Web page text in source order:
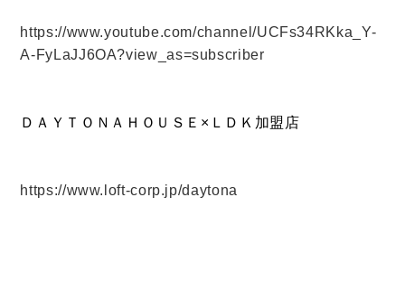
CONTACT お問い合わせ
コンタクトフォームからお問い合わせ
https://www.youtube.com/channel/UCFs34RKka_Y-
A-FyLaJJ6OA?view_as=subscriber
ＤＡＹＴＯＮＡＨＯＵＳＥ×ＬＤＫ加盟店
https://www.loft-corp.jp/daytona